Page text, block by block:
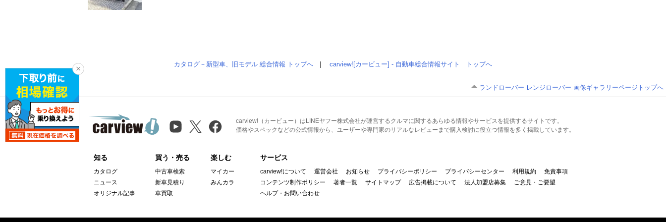
カタログ－新型車、旧モデル 総合情報 トップへ carview![カービュー] - 自動車総合情報サイト トップへ
ランドローバー レンジローバー 画像ギャラリーページトップへ
carview!（カービュー）はLINEヤフー株式会社が運営するクルマに関するあらゆる情報やサービスを提供するサイトです。
価格やスペックなどの公式情報から、ユーザーや専門家のリアルなレビューまで購入検討に役立つ情報を多く掲載しています。
知る
カタログ
ニュース
オリジナル記事
買う・売る
中古車検索
新車見積り
車買取
楽しむ
マイカー
みんカラ
サービス
carview!について 運営会社 お知らせ プライバシーポリシー プライバシーセンター 利用規約
免責事項
コンテンツ制作ポリシー
著者一覧 サイトマップ 広告掲載について 法人加盟店募集
ご意見・ご要望
ヘルプ・お問い合わせ